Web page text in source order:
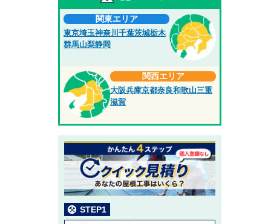
関東エリア
東京埼玉神奈川 千葉茨城栃木
群馬山梨静岡
関西エリア
大阪兵庫京都奈良和歌山三重
滋賀
STEP1